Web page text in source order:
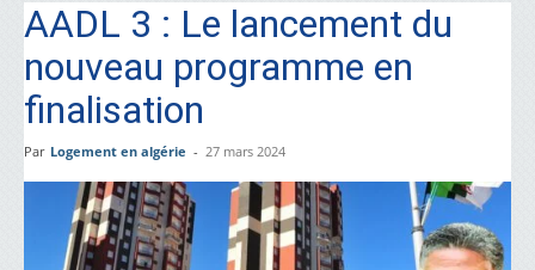
AADL 3 : Le lancement du
nouveau programme en
finalisation
Par Logement en algérie - 27 mars 2024